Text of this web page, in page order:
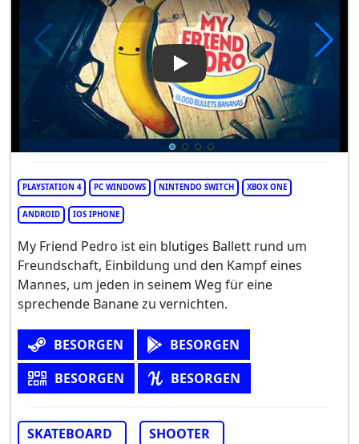
Play Video: My Friend Pedro
PLAYSTATION 4 PC WINDOWS NINTENDO SWITCH XBOX ONE
ANDROID IOS IPHONE
My Friend Pedro ist ein blutiges Ballett rund um
Freundschaft, Einbildung und den Kampf eines
Mannes, um jeden in seinem Weg für eine
sprechende Banane zu vernichten.
BESORGEN
BESORGEN
BESORGEN
BESORGEN
SKATEBOARD
SHOOTER